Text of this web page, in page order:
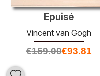
Épuisé
Vincent van Gogh
€159.00€93.81